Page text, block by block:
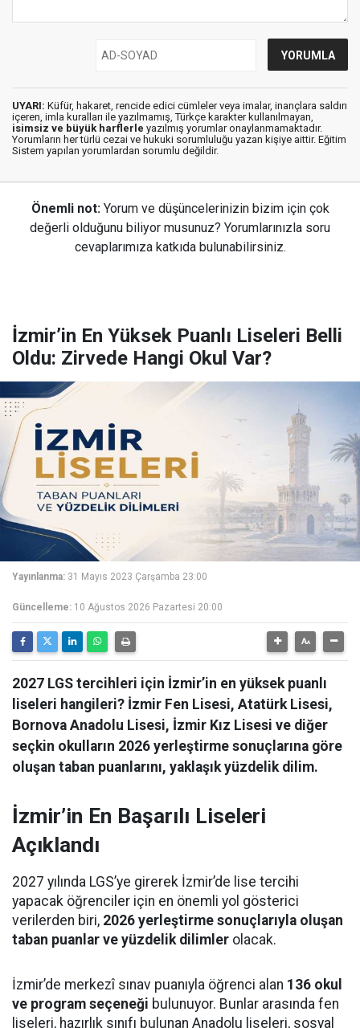
UYARI: Küfür, hakaret, rencide edici cümleler veya imalar, inançlara saldırı
içeren, imla kuralları ile yazılmamış, Türkçe karakter kullanılmayan,
isimsiz ve büyük harflerle yazılmış yorumlar onaylanmamaktadır.
Yorumların her türlü cezai ve hukuki sorumluluğu yazan kişiye aittir. Eğitim
Sistem yapılan yorumlardan sorumlu değildir.
Önemli not: Yorum ve düşüncelerinizin bizim için çok
değerli olduğunu biliyor musunuz? Yorumlarınızla soru
cevaplarımıza katkıda bulunabilirsiniz.
İzmir’in En Yüksek Puanlı Liseleri Belli
Oldu: Zirvede Hangi Okul Var?
Yayınlanma: 31 Mayıs 2023 Çarşamba 23:00
Güncelleme: 10 Ağustos 2026 Pazartesi 20:00
2027 LGS tercihleri için İzmir’in en yüksek puanlı
liseleri hangileri? İzmir Fen Lisesi, Atatürk Lisesi,
Bornova Anadolu Lisesi, İzmir Kız Lisesi ve diğer
seçkin okulların 2026 yerleştirme sonuçlarına göre
oluşan taban puanlarını, yaklaşık yüzdelik dilim.
İzmir’in En Başarılı Liseleri
Açıklandı
2027 yılında LGS’ye girerek İzmir’de lise tercihi
yapacak öğrenciler için en önemli yol gösterici
verilerden biri, 2026 yerleştirme sonuçlarıyla oluşan
taban puanlar ve yüzdelik dilimler olacak.
İzmir’de merkezî sınav puanıyla öğrenci alan 136 okul
ve program seçeneği bulunuyor. Bunlar arasında fen
liseleri, hazırlık sınıfı bulunan Anadolu liseleri, sosyal